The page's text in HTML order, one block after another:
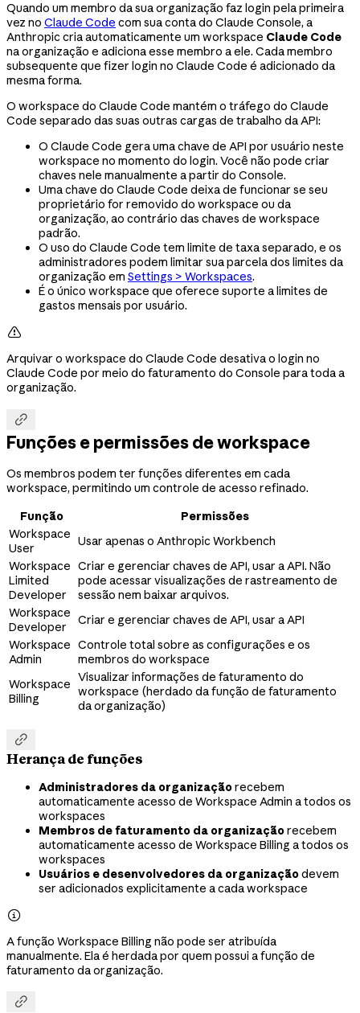
Quando um membro da sua organização faz login pela primeira
vez no Claude Code com sua conta do Claude Console, a
Anthropic cria automaticamente um workspace Claude Code
na organização e adiciona esse membro a ele. Cada membro
subsequente que fizer login no Claude Code é adicionado da
mesma forma.
O workspace do Claude Code mantém o tráfego do Claude
Code separado das suas outras cargas de trabalho da API:
O Claude Code gera uma chave de API por usuário neste
workspace no momento do login. Você não pode criar
chaves nele manualmente a partir do Console.
Uma chave do Claude Code deixa de funcionar se seu
proprietário for removido do workspace ou da
organização, ao contrário das chaves de workspace
padrão.
O uso do Claude Code tem limite de taxa separado, e os
administradores podem limitar sua parcela dos limites da
organização em Settings > Workspaces.
É o único workspace que oferece suporte a limites de
gastos mensais por usuário.

Arquivar o workspace do Claude Code desativa o login no
Claude Code por meio do faturamento do Console para toda a
organização.

Funções e permissões de workspace
Os membros podem ter funções diferentes em cada
workspace, permitindo um controle de acesso refinado.
Função
Permissões
Workspace
User
Usar apenas o Anthropic Workbench
Workspace
Limited
Developer
Criar e gerenciar chaves de API, usar a API. Não
pode acessar visualizações de rastreamento de
sessão nem baixar arquivos.
Workspace
Developer
Criar e gerenciar chaves de API, usar a API
Workspace
Admin
Controle total sobre as configurações e os
membros do workspace
Workspace
Billing
Visualizar informações de faturamento do
workspace (herdado da função de faturamento
da organização)

Herança de funções
Administradores da organizaçãorecebem
automaticamente acesso de Workspace Admin a todos os
workspaces
Membros de faturamento da organizaçãorecebem
automaticamente acesso de Workspace Billing a todos os
workspaces
Usuários e desenvolvedores da organizaçãodevem
ser adicionados explicitamente a cada workspace

A função Workspace Billing não pode ser atribuída
manualmente. Ela é herdada por quem possui a função de
faturamento da organização.
